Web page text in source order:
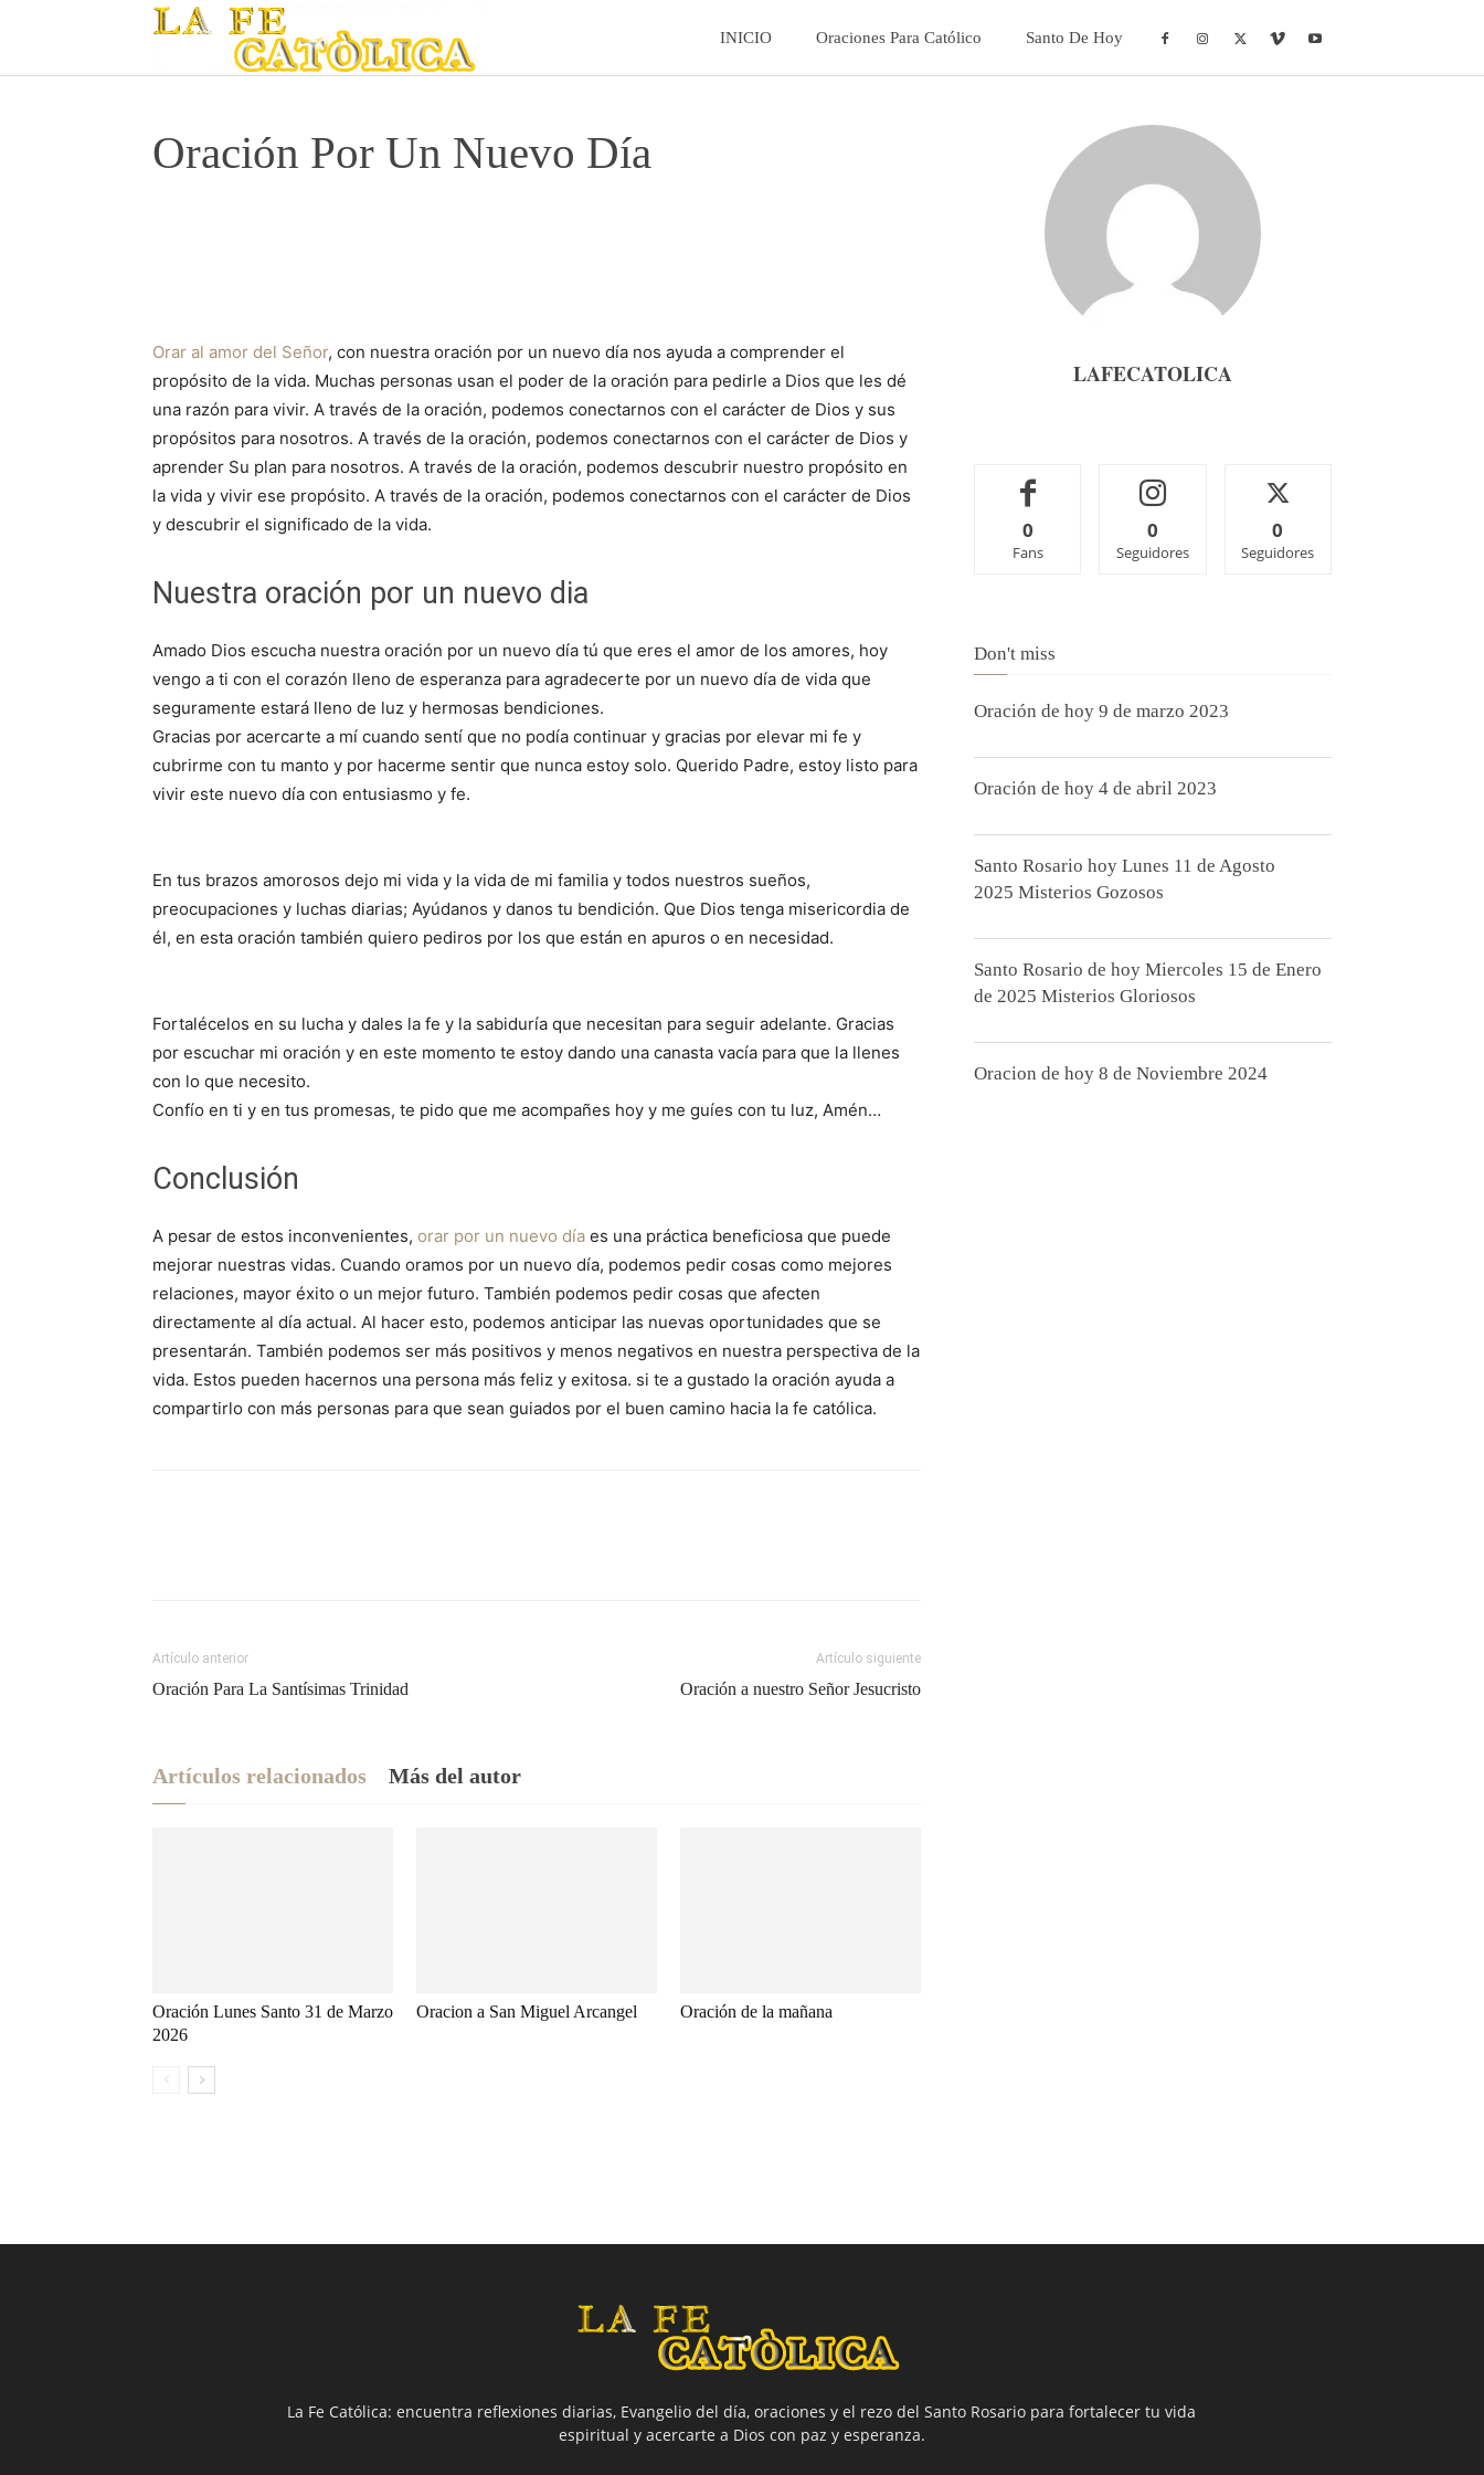
INICIO Oraciones Para Católico Santo De Hoy
Oración Por Un Nuevo Día
Orar al amor del Señor, con nuestra oración por un nuevo día nos ayuda a comprender el
propósito de la vida. Muchas personas usan el poder de la oración para pedirle a Dios que les dé
una razón para vivir. A través de la oración, podemos conectarnos con el carácter de Dios y sus
propósitos para nosotros. A través de la oración, podemos conectarnos con el carácter de Dios y
aprender Su plan para nosotros. A través de la oración, podemos descubrir nuestro propósito en
la vida y vivir ese propósito. A través de la oración, podemos conectarnos con el carácter de Dios
y descubrir el significado de la vida.
Nuestra oración por un nuevo dia
Amado Dios escucha nuestra oración por un nuevo día tú que eres el amor de los amores, hoy
vengo a ti con el corazón lleno de esperanza para agradecerte por un nuevo día de vida que
seguramente estará lleno de luz y hermosas bendiciones.
Gracias por acercarte a mí cuando sentí que no podía continuar y gracias por elevar mi fe y
cubrirme con tu manto y por hacerme sentir que nunca estoy solo. Querido Padre, estoy listo para
vivir este nuevo día con entusiasmo y fe.
En tus brazos amorosos dejo mi vida y la vida de mi familia y todos nuestros sueños,
preocupaciones y luchas diarias; Ayúdanos y danos tu bendición. Que Dios tenga misericordia de
él, en esta oración también quiero pediros por los que están en apuros o en necesidad.
Fortalécelos en su lucha y dales la fe y la sabiduría que necesitan para seguir adelante. Gracias
por escuchar mi oración y en este momento te estoy dando una canasta vacía para que la llenes
con lo que necesito.
Confío en ti y en tus promesas, te pido que me acompañes hoy y me guíes con tu luz, Amén…
Conclusión
A pesar de estos inconvenientes, orar por un nuevo día es una práctica beneficiosa que puede
mejorar nuestras vidas. Cuando oramos por un nuevo día, podemos pedir cosas como mejores
relaciones, mayor éxito o un mejor futuro. También podemos pedir cosas que afecten
directamente al día actual. Al hacer esto, podemos anticipar las nuevas oportunidades que se
presentarán. También podemos ser más positivos y menos negativos en nuestra perspectiva de la
vida. Estos pueden hacernos una persona más feliz y exitosa. si te a gustado la oración ayuda a
compartirlo con más personas para que sean guiados por el buen camino hacia la fe católica.
Artículo anterior
Oración Para La Santísimas Trinidad
Artículo siguiente
Oración a nuestro Señor Jesucristo
Artículos relacionados Más del autor
Oración Lunes Santo 31 de Marzo
2026
Oracion a San Miguel Arcangel Oración de la mañana
LAFECATOLICA
0
Fans
0
Seguidores
0
Seguidores
Don't miss
Oración de hoy 9 de marzo 2023
Oración de hoy 4 de abril 2023
Santo Rosario hoy Lunes 11 de Agosto
2025 Misterios Gozosos
Santo Rosario de hoy Miercoles 15 de Enero
de 2025 Misterios Gloriosos
Oracion de hoy 8 de Noviembre 2024
La Fe Católica: encuentra reflexiones diarias, Evangelio del día, oraciones y el rezo del Santo Rosario para fortalecer tu vida
espiritual y acercarte a Dios con paz y esperanza.